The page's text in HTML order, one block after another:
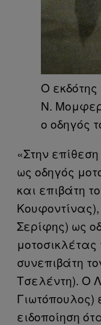
Ο
Ν.
ο οδηγός
«Στην
ως οδηγός
και επιβάτη
Σερίφης) ως
συνεπιβάτη
Τσελέντη). Ο
Γιωτόπουλος)
ειδοποίηση